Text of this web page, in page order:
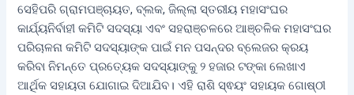
ସେହିପରି ଗ୍ରାମପଞ୍ଚାୟତ, ବ୍ଲକ, ଜିଲ୍ଲା ସ୍ତରୀୟ ମହାସଂଘର
କାର୍ଯ୍ୟନିର୍ବାହୀ କମିଟି ସଦସ୍ୟା ଏବଂ ସହରାଞ୍ଚଳରେ ଆଞ୍ଚଳିକ ମହାସଂଘର
ପରିଚାଳନା କମିଟି ସଦସ୍ୟାଙ୍କ ପାଇଁ ମନ ପସନ୍ଦର ବ୍ଲେଜର କ୍ରୟ
କରିବା ନିମନ୍ତେ ପ୍ରତ୍ୟେକ ସଦସ୍ୟାଙ୍କୁ ୨ ହଜାର ଟଙ୍କା ଲେଖାଏ
ଆର୍ଥିକ ସହାୟତା ଯୋଗାଇ ଦିଆଯିବ। ଏହି ରାଶି ସ୍ଵୟଂ ସହାୟକ ଗୋଷ୍ଠୀ